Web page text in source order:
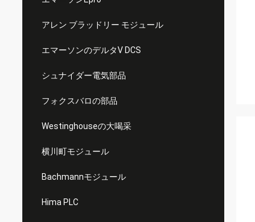
アレン ブラッドリー モジュール
エマーソンのデルタV DCS
シュナイダー電気部品
フォクスバロの部品
Westinghouseの大喝采
横川町モジュール
Bachmannモジュール
Hima PLC